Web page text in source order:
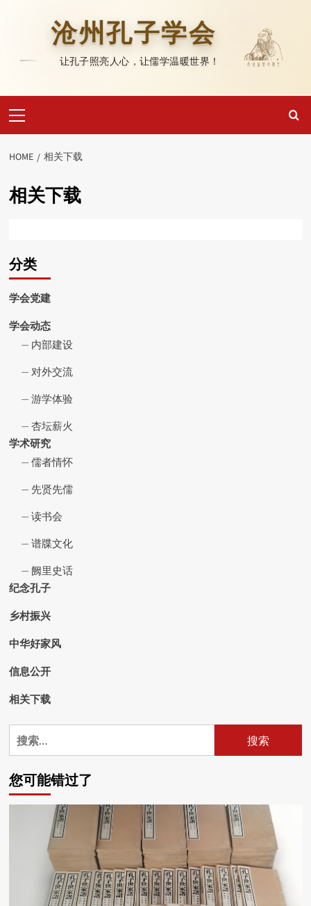
沧州孔子学会
让孔子照亮人心，让儒学温暖世界！
Menu
HOME 相关下载
相关下载
分类
学会党建
学会动态
内部建设
对外交流
游学体验
杏坛薪火
学术研究
儒者情怀
先贤先儒
读书会
谱牒文化
阙里史话
纪念孔子
乡村振兴
中华好家风
信息公开
相关下载
搜
索：
您可能错过了